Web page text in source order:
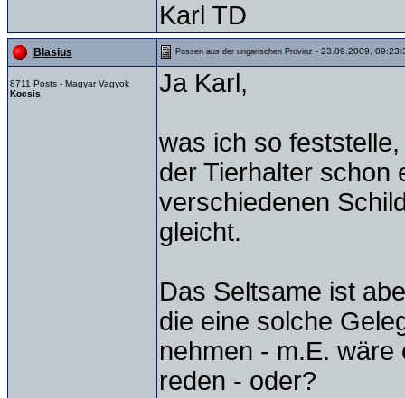
Karl TD
Blasius Possen aus der ungarischen Provinz - 23.09.2009,
8711 Posts - Magyar Vagyok
Kocsis
Ja Karl,
was ich so
der Tierhalter schon
verschiedenen
gleicht.
Das Seltsame ist
die eine solche
nehmen - m.E.
reden - oder?